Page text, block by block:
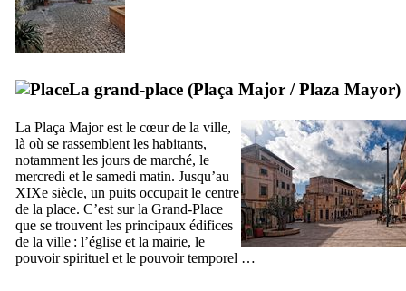
La grand-place (Plaça Major /Plaza Mayor)
La Plaça Majorest le cœur de la ville,
là où se rassemblent les habitants,
notamment les jours de marché, le
mercredi et le samedi matin. Jusqu’au
XIXe siècle, un puits occupait le centre
de la place. C’est sur la Grand-Place
que se trouvent les principaux édifices
de la ville : l’église et la mairie, le
pouvoir spirituel et le pouvoir temporel …